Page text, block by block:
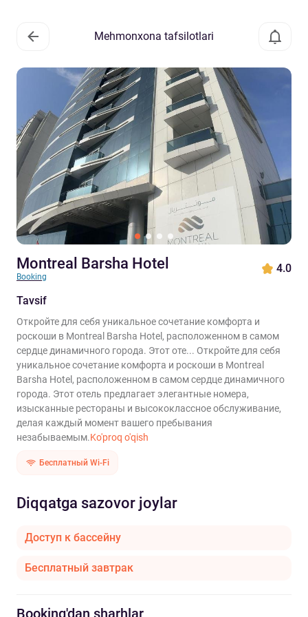
Mehmonxona tafsilotlari
Montreal Barsha Hotel
Booking
4.0
Tavsif
Откройте для себя уникальное сочетание комфорта и
роскоши в Montreal Barsha Hotel, расположенном в самом
сердце динамичного города. Этот оте... Откройте для себя
уникальное сочетание комфорта и роскоши в Montreal
Barsha Hotel, расположенном в самом сердце динамичного
города. Этот отель предлагает элегантные номера,
изысканные рестораны и высококлассное обслуживание,
делая каждый момент вашего пребывания
незабываемым.Ko'proq o'qish
Бесплатный Wi-Fi
Diqqatga sazovor joylar
Доступ к бассейну
Бесплатный завтрак
Booking'dan sharhlar